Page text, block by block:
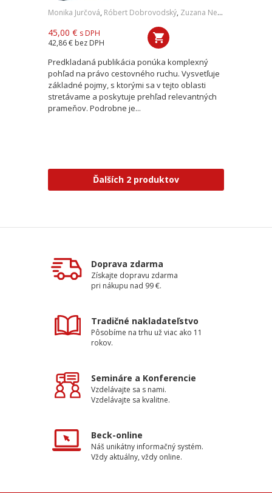
Monika Jurčová, Róbert Dobrovodský, Zuzana Nevolná
45,00 € s DPH
42,86 € bez DPH
Predkladaná publikácia ponúka komplexný
pohľad na právo cestovného ruchu. Vysvetľuje
základné pojmy, s ktorými sa v tejto oblasti
stretávame a poskytuje prehľad relevantných
prameňov. Podrobne je...
Ďalších 2 produktov
Doprava zdarma
Získajte dopravu zdarma
pri nákupu nad 99 €.
Tradičné nakladateľstvo
Pôsobíme na trhu už viac ako 11
rokov.
Semináre a Konferencie
Vzdelávajte sa s nami.
Vzdelávajte sa kvalitne.
Beck-online
Náš unikátny informačný systém.
Vždy aktuálny, vždy online.